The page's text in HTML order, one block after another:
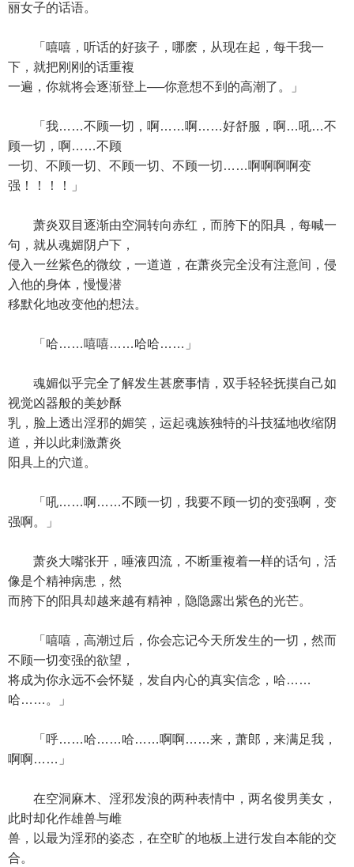
丽女子的话语。
「嘻嘻，听话的好孩子，哪麽，从现在起，每干我一
下，就把刚刚的话重複
一遍，你就将会逐渐登上──你意想不到的高潮了。」
「我……不顾一切，啊……啊……好舒服，啊…吼…不
顾一切，啊……不顾
一切、不顾一切、不顾一切、不顾一切……啊啊啊啊变
强！！！！」
萧炎双目逐渐由空洞转向赤红，而胯下的阳具，每喊一
句，就从魂媚阴户下，
侵入一丝紫色的微纹，一道道，在萧炎完全没有注意间，侵
入他的身体，慢慢潜
移默化地改变他的想法。
「哈……嘻嘻……哈哈……」
魂媚似乎完全了解发生甚麽事情，双手轻轻抚摸自己如
视觉凶器般的美妙酥
乳，脸上透出淫邪的媚笑，运起魂族独特的斗技猛地收缩阴
道，并以此刺激萧炎
阳具上的穴道。
「吼……啊……不顾一切，我要不顾一切的变强啊，变
强啊。」
萧炎大嘴张开，唾液四流，不断重複着一样的话句，活
像是个精神病患，然
而胯下的阳具却越来越有精神，隐隐露出紫色的光芒。
「嘻嘻，高潮过后，你会忘记今天所发生的一切，然而
不顾一切变强的欲望，
将成为你永远不会怀疑，发自内心的真实信念，哈……
哈……。」
「呼……哈……哈……啊啊……来，萧郎，来满足我，
啊啊……」
在空洞麻木、淫邪发浪的两种表情中，两名俊男美女，
此时却化作雄兽与雌
兽，以最为淫邪的姿态，在空旷的地板上进行发自本能的交
合。